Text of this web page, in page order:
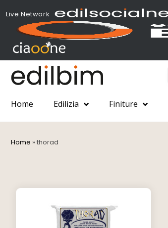
Live Network
Home Edilizia Finiture
Home » thorad